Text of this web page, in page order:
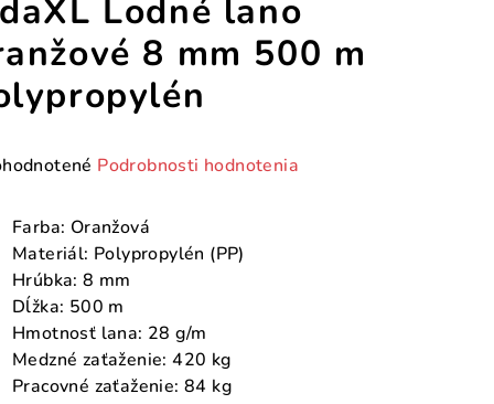
Lodné lano
8 mm 500 m
Podrobnosti hodnotenia
Farba: Oranžová
Materiál: Polypropylén (PP)
Hrúbka: 8 mm
Dĺžka: 500 m
Hmotnosť lana: 28 g/m
Medzné zaťaženie: 420 kg
Pracovné zaťaženie: 84 kg